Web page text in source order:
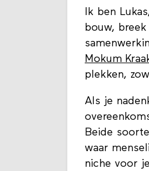
Ik ben
bouw,
Mokum
plekken,
Als je
Beide
waar
niche voor